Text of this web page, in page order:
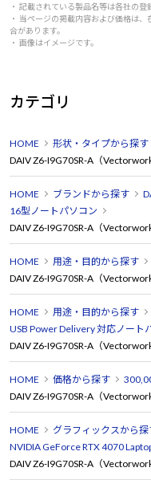
・ 記載されている製品名等は各社の登
・ 当ページの掲載内容および価格は
合があります。
・ 画像はイメージです。
カテゴリ
HOME 形状・タイプから探す
DAIV Z6-I9G70SR-A（
HOME ブランドから探す
16型ノートパソコン
DAIV Z6-I9G70SR-A（
HOME 用途・目的から探す
DAIV Z6-I9G70SR-A（
HOME 用途・目的から探す
USB Power Delivery 対応ノート
DAIV Z6-I9G70SR-A（
HOME 価格から探す
DAIV Z6-I9G70SR-A（
HOME グラフィックスから探
NVIDIA GeForce RTX 4070
DAIV Z6-I9G70SR-A（